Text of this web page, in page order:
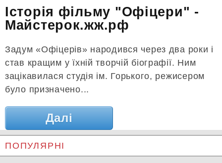
Історія фільму "Офіцери" -
Майстерок.жж.рф
Задум «Офіцерів» народився через два роки і
став кращим у їхній творчій біографії. Ним
зацікавилася студія ім. Горького, режисером
було призначено...
Далі
ПОПУЛЯРНІ